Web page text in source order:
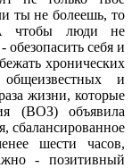
ты не болеешь, то
чтобы люди не
обезопасить себя и
хронических
и
жизни, которые
(ВОЗ) объявила
сбалансированное
шести часов,
- позитивный